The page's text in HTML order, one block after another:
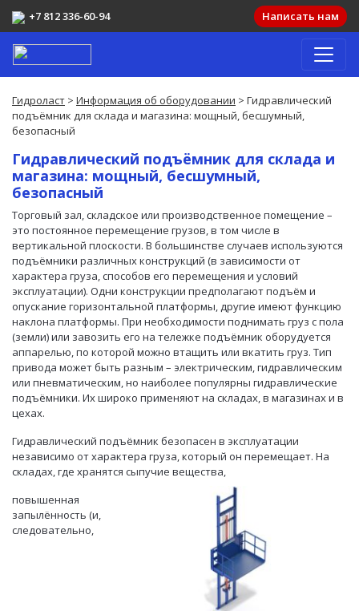
+7 812 336-60-94 Написать нам
Гидроласт > Информация об оборудовании > Гидравлический
подъёмник для склада и магазина: мощный, бесшумный,
безопасный
Гидравлический подъёмник для склада и
магазина: мощный, бесшумный,
безопасный
Торговый зал, складское или производственное помещение –
это постоянное перемещение грузов, в том числе в
вертикальной плоскости. В большинстве случаев используются
подъёмники различных конструкций (в зависимости от
характера груза, способов его перемещения и условий
эксплуатации). Одни конструкции предполагают подъём и
опускание горизонтальной платформы, другие имеют функцию
наклона платформы. При необходимости поднимать груз с пола
(земли) или завозить его на тележке подъёмник оборудуется
аппарелью, по которой можно втащить или вкатить груз. Тип
привода может быть разным – электрическим, гидравлическим
или пневматическим, но наиболее популярны гидравлические
подъёмники. Их широко применяют на складах, в магазинах и в
цехах.
Гидравлический подъёмник безопасен в эксплуатации
независимо от характера груза, который он перемещает. На
складах, где хранятся сыпучие вещества,
повышенная
запылённость (и,
следовательно,